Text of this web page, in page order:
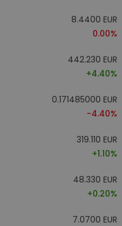
8.4400 EUR
0.00%
442.230 EUR
+4.40%
0.171485000 EUR
-4.40%
319.110 EUR
+1.10%
48.330 EUR
+0.20%
7.0700 EUR